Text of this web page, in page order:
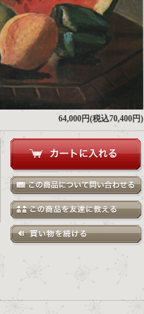
64,000円(税込70,400円)